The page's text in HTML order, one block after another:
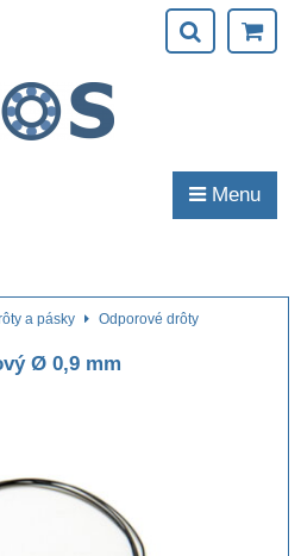
Menu
a pásky
Odporové drôty
Ø 0,9 mm